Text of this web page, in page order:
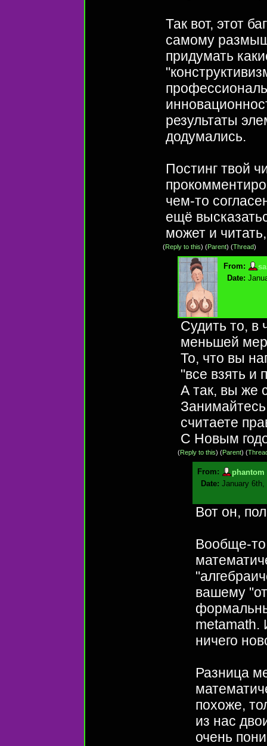
Так вот, этот
самому
придумать
результаты
додумались.
Постинг твой
чем-то
ещё
может и
(Reply to this) (Parent) (Thread)
From:
Date:
Судить то, в
меньшей
То, что вы
"все взять и
А так, вы же
считаете
С Новым
(Reply to this) (Parent) (
From:
phantom
Date: January 6th,
Вот он,
Вообще-
вашему
metamath.
ничего
Разница
похоже,
из нас
очень